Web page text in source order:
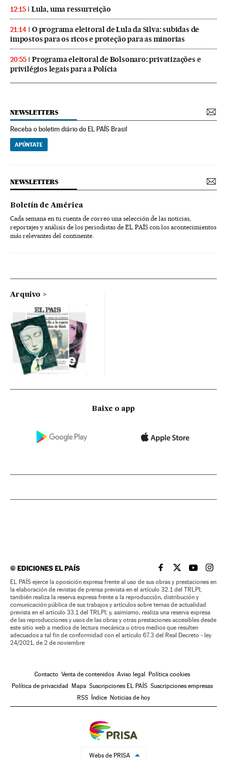
12:15 Lula, uma ressurreição
21:14
O programa eleitoral de Lula da Silva: subidas de
impostos para os ricos e proteção para as minorias
20:55
Programa eleitoral de Bolsonaro: privatizações e
privilégios legais para a Polícia
NEWSLETTERS
Receba o boletim diário do EL PAÍS Brasil
APÚNTATE
NEWSLETTERS
Boletín de América
Cada semana en tu cuenta de correo una selección de las noticias,
reportajes y análisis de los periodistas de EL PAÍS con los acontecimientos
más relevantes del continente.
Arquivo
Baixe o app
©EDICIONES EL PAÍS EL PAÍS BRASIL EN
EL PAÍSEL PAÍS
EL
EL PAÍS ejerce la oposición expresa frente al uso de sus obras y prestaciones en
la elaboración de revistas de prensa prevista en el artículo 32.1 del TRLPI;
también realiza la reserva expresa frente a la reproducción, distribución y
comunicación pública de sus trabajos y artículos sobre temas de actualidad
prevista en el artículo 33.1 del TRLPI; y, asimismo, realiza una reserva expresa
de las reproducciones y usos de las obras y otras prestaciones accesibles desde
este sitio web a medios de lectura mecánica u otros medios que resulten
adecuados a tal fin de conformidad con el artículo 67.3 del Real Decreto - ley
24/2021, de 2 de noviembre
Contacto Venta de contenidos Aviso legal
Política cookies
Política de privacidad
Mapa Suscripciones EL PAÍS Suscripciones empresas
RSS
Índice Noticias de hoy
Webs de PRISA